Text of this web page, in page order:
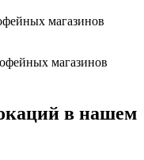
магазинов
магазинов
в нашем